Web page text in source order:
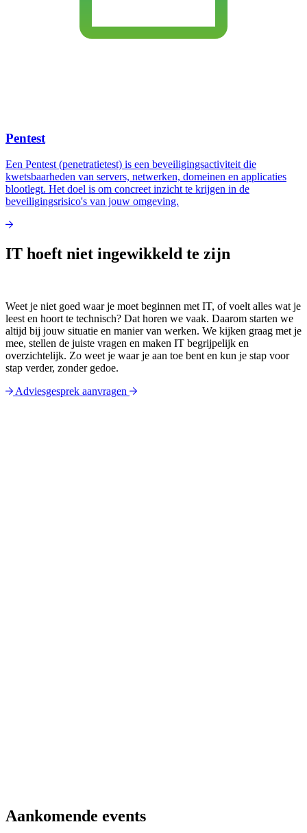
Pentest
Een Pentest (penetratietest) is een beveiligingsactiviteit die
kwetsbaarheden van servers, netwerken, domeinen en applicaties
blootlegt. Het doel is om concreet inzicht te krijgen in de
beveiligingsrisico's van jouw omgeving.
IT hoeft niet ingewikkeld te zijn
Weet je niet goed waar je moet beginnen met IT, of voelt alles wat je
leest en hoort te technisch? Dat horen we vaak. Daarom starten we
altijd bij jouw situatie en manier van werken. We kijken graag met je
mee, stellen de juiste vragen en maken IT begrijpelijk en
overzichtelijk. Zo weet je waar je aan toe bent en kun je stap voor
stap verder, zonder gedoe.
Adviesgesprek aanvragen
Aankomende events